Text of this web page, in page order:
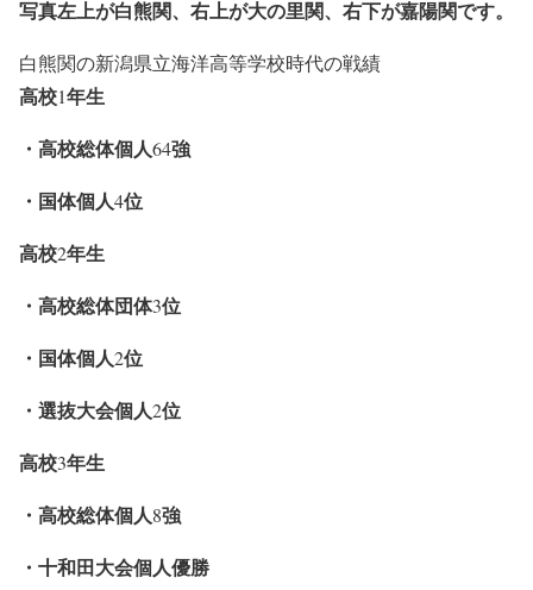
写真左上が白熊関、右上が大の里関、右下が嘉陽関です。
白熊関の新潟県立海洋高等学校時代の戦績
高校1年生
・高校総体個人64強
・国体個人4位
高校2年生
・高校総体団体3位
・国体個人2位
・選抜大会個人2位
高校3年生
・高校総体個人8強
・十和田大会個人優勝